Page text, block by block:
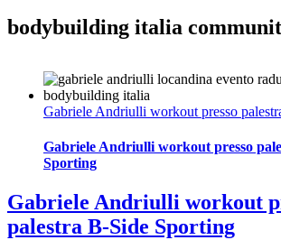
bodybuilding italia
Gabriele Andriulli workout presso
Gabriele Andriulli workout presso
Sporting
Gabriele Andriulli workout
palestra B-Side Sporting